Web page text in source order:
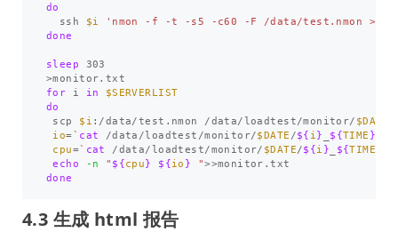
do
ssh
$i
'nmon -f -t -s5 -c60 -F /data/test.nmon >/
done
sleep
>
for
i in
$SERVERLIST
do
scp $i :/data/test.nmon /data/loadtest/monitor/ $DATE
io=` cat /data/loadtest/monitor/$DATE /${ i } ${TIME }
cpu=` cat /data/loadtest/monitor/ $DATE/${i } ${TIME
echo
-n " ${cpu} ${io } ">>
done
4.3 生成 html 报告